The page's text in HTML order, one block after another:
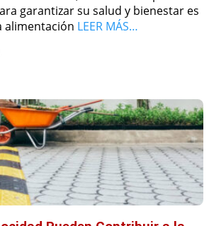
garantizar su salud y bienestar es
alimentación LEER MÁS…